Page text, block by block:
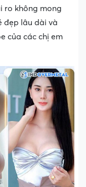
ro không mong
đẹp lâu dài và
của các chị em